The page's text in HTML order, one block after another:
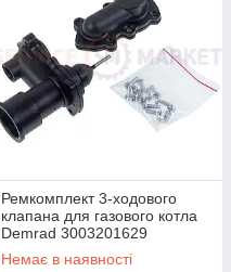
Ремкомплект 3-ходового
клапана для газового котла
Demrad 3003201629
Немає в наявності